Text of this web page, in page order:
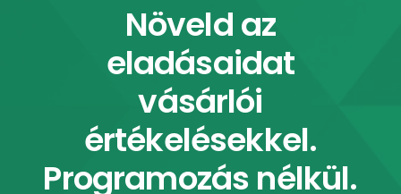
Növeld az
eladásaidat
vásárlói
értékelésekkel.
Programozás nélkül.